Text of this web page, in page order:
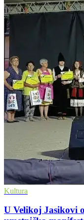
Kultura
U Velikoj Jasikovi